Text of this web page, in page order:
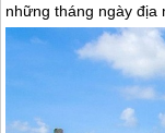
những tháng ngày địa